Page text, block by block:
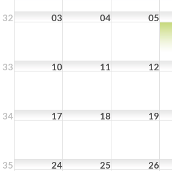
32 03 04 05
33 10 11 12
34 17 18 19
35 24 25 26